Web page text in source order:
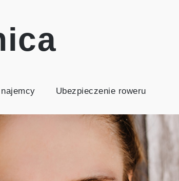
Ubezpieczenie roweru